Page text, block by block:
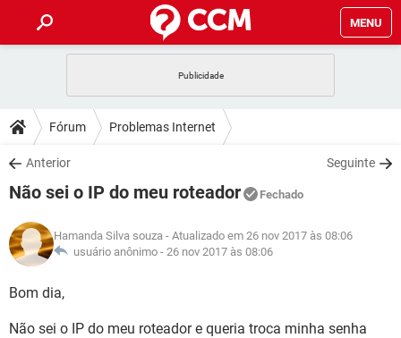
MENU
CELULAR FACEBOOK
OUTLOOK
INSTAGRAM GMAIL
GUIA DE COMPRAS
DICAS
JOGOS WHATSAPP
INSTAGRAM GMAIL
GUIA DE COMPRAS
DOWNLOADS
JOGOS WHATSAPP
CELULAR
OUTLOOK EXCEL
INSTAGRAM
JOGOS WHATSAPP
CELULAR
OUTLOOK
INSTAGRAM GMAIL
GLOSSÁRIO
JOGOS
Fórum Problemas Internet
Anterior Seguinte
Não sei o IP do meu roteador Fechado
Hamanda Silva souza - Atualizado em 26 nov 2017 às 08:06
usuário anônimo - 26 nov 2017 às 08:06
Bom dia,
Não sei o IP do meu roteador e queria troca minha senha